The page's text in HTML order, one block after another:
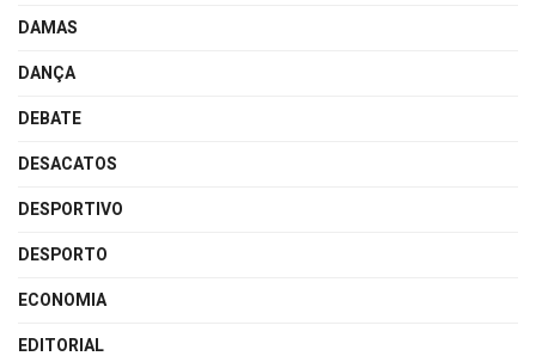
DAMAS
DANÇA
DEBATE
DESACATOS
DESPORTIVO
DESPORTO
ECONOMIA
EDITORIAL